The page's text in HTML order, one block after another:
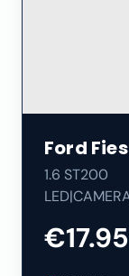
Ford
1.6 ST200